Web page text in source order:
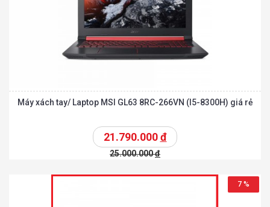
Máy xách tay/ Laptop MSI GL63 8RC-266VN (I5-8300H) giá rẻ
21.790.000đ
25.000.000đ
7 %